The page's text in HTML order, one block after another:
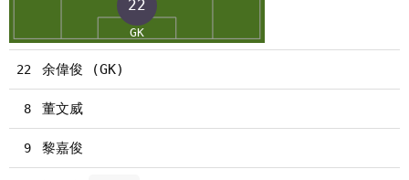
22 余偉俊 (GK)
8 董文威
9 黎嘉俊